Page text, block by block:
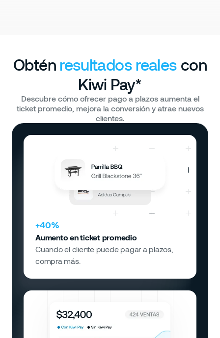
Obtén resultados reales con
Kiwi Pay*
Descubre cómo ofrecer pago a plazos aumenta el
ticket promedio, mejora la conversión y atrae nuevos
clientes.
+40%
Aumento en ticket promedio
Cuando el cliente puede pagar a plazos,
compra más.